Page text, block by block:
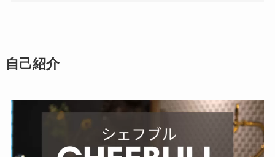
自己紹介